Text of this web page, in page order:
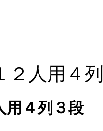
２人用４
用４列３段